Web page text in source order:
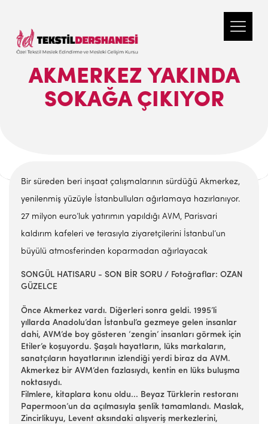
AKMERKEZ YAKINDA
SOKAĞA ÇIKIYOR
Bir süreden beri inşaat çalışmalarının sürdüğü Akmerkez,
yenilenmiş yüzüyle İstanbulluları ağırlamaya hazırlanıyor.
27 milyon euro’luk yatırımın yapıldığı AVM, Parisvari
kaldırım kafeleri ve terasıyla ziyaretçilerini İstanbul’un
büyülü atmosferinden koparmadan ağırlayacak
SONGÜL HATISARU - SON BİR SORU / Fotoğraflar: OZAN
GÜZELCE
Önce Akmerkez vardı. Diğerleri sonra geldi. 1995’li
yıllarda Anadolu’dan İstanbul’a gezmeye gelen insanlar
dahi, AVM’de boy gösteren ‘zengin’ insanları görmek için
Etiler’e koşuyordu. Şaşalı hayatların, lüks markaların,
sanatçıların hayatlarının izlendiği yerdi biraz da AVM.
Akmerkez bir AVM’den fazlasıydı, kentin en lüks buluşma
noktasıydı.
Filmlere, kitaplara konu oldu... Beyaz Türklerin restoranı
Papermoon’un da açılmasıyla şenlik tamamlandı. Maslak,
Zincirlikuyu, Levent aksındaki alışveriş merkezlerini,